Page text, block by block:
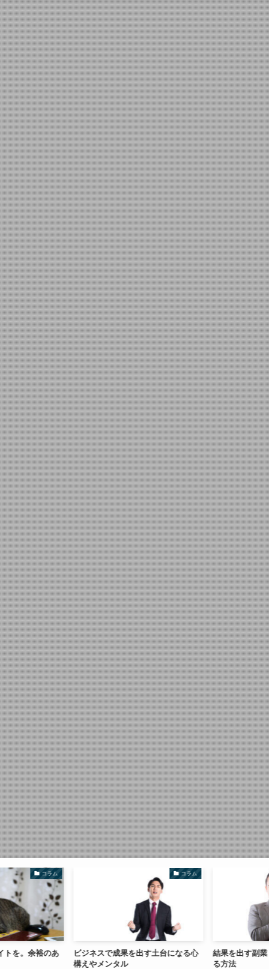
コラム
を。余裕のあ
コラム
ビジネスで成果を出す土台になる心
構えやメンタル
結果を出す副業
る方法